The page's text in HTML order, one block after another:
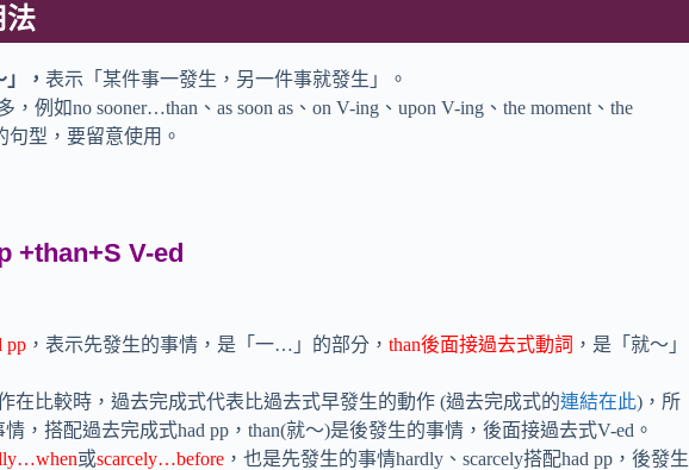
， 表示「某件事一發生，另一件事就發生」。
，例如no sooner…than、as soon as、on V-ing、upon V-ing、the moment、the
句型，要留意使用。
+than+S V-ed
pp ，表示先發生的事情，是「一…」的部分， than後面接過去式動詞 ，是「就～」
在比較時，過去完成式代表比過去式早發生的動作 (過去完成式的連結在此)，所
，搭配過去完成式had pp，than(就～)是後發生的事情，後面接過去式V-ed。
或scarcely…before ，也是先發生的事情hardly、scarcely搭配had pp，後發生